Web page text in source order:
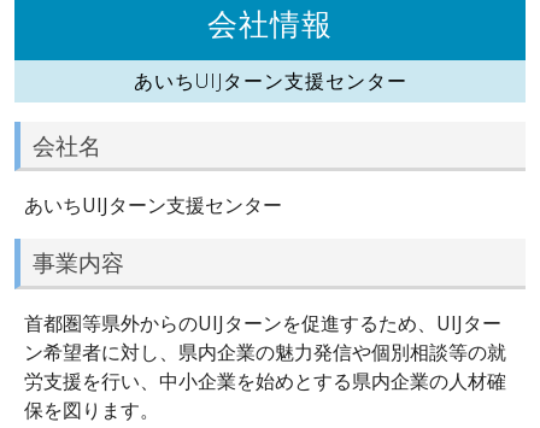
会社情報
あいちUIJターン支援センター
会社名
あいちUIJターン支援センター
事業内容
首都圏等県外からのUIJターンを促進するため、UIJター
ン希望者に対し、県内企業の魅力発信や個別相談等の就
労支援を行い、中小企業を始めとする県内企業の人材確
保を図ります。